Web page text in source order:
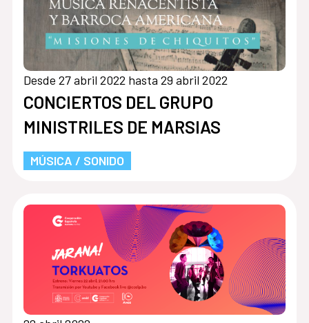
Desde 27 abril 2022 hasta 29 abril 2022
CONCIERTOS DEL GRUPO
MINISTRILES DE MARSIAS
MÚSICA / SONIDO